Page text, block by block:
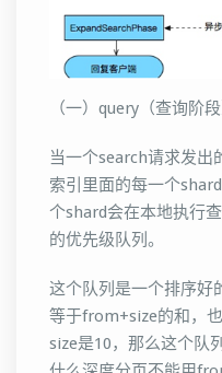
（一）query（查询阶段
当一个search请求发出
索引里面的每一个
个shard会在本地执行
的优先级队列。
这个队列是一个排序好
等于from+size的和，
size是10，那么这个队